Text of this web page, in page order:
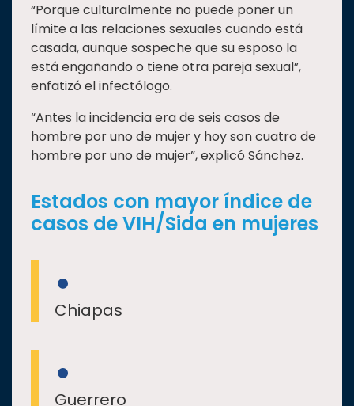
“Porque culturalmente no puede poner un
límite a las relaciones sexuales cuando está
casada, aunque sospeche que su esposo la
está engañando o tiene otra pareja sexual”,
enfatizó el infectólogo.
“Antes la incidencia era de seis casos de
hombre por uno de mujer y hoy son cuatro de
hombre por uno de mujer”, explicó Sánchez.
Estados con mayor índice de
casos de VIH/Sida en mujeres
Chiapas
Guerrero